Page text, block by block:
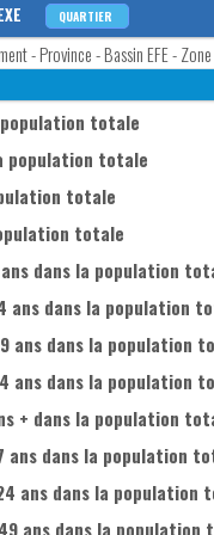
- Province - Bassin EFE -
QUARTIER
- Province - Bassin EFE -
totale
population totale
totale
totale
dans la population
ans dans la population
ans dans la population
ans dans la population
+ dans la population
ans dans la population
ans dans la population
ans dans la population